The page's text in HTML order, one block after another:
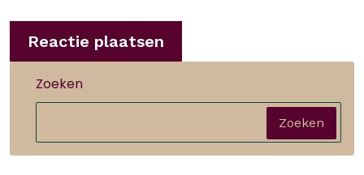
Zoeken
Zoeken